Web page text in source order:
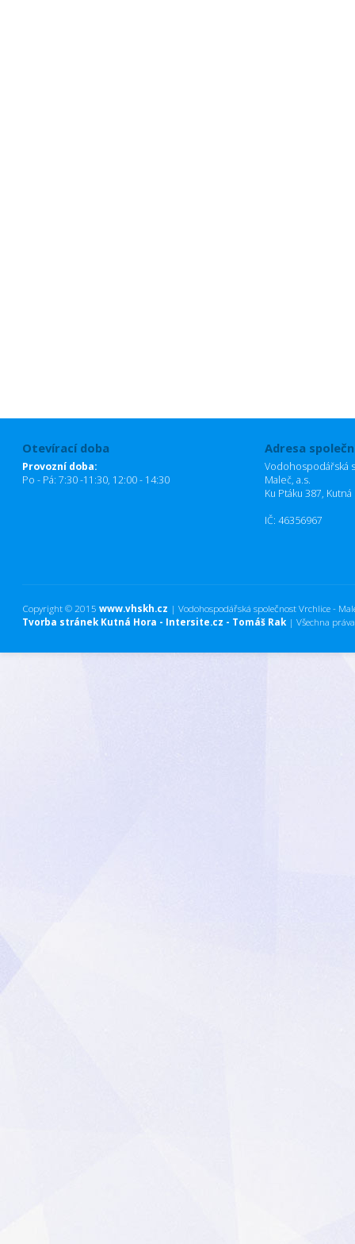
Otevírací doba
Provozní doba:
Po - Pá: 7:30 -11:30, 12:00 - 14:30
Adresa
Vodohospodářská
Maleč, a.s.
Ku Ptáku 387,
IČ: 46356967
Copyright © 2015 www.vhskh.cz | Vodohospodářská společnost Vrchlice -
Tvorba stránek Kutná Hora - Intersite.cz - Tomáš Rak | Všechna